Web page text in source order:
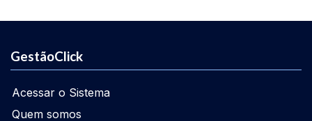
GestãoClick
Acessar o Sistema
Quem somos